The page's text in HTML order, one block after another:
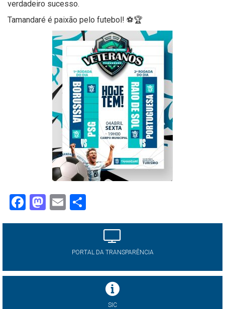
verdadeiro sucesso.
Tamandaré é paixão pelo futebol! ⚽🏆
Facebook
Mastodon
Email
PORTAL DA TRANSPARÊNCIA
SIC